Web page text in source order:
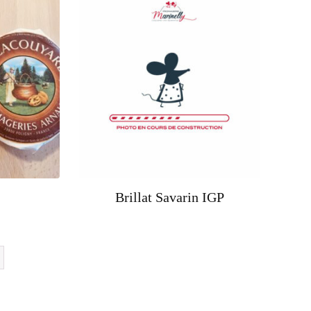
Brillat Savarin IGP